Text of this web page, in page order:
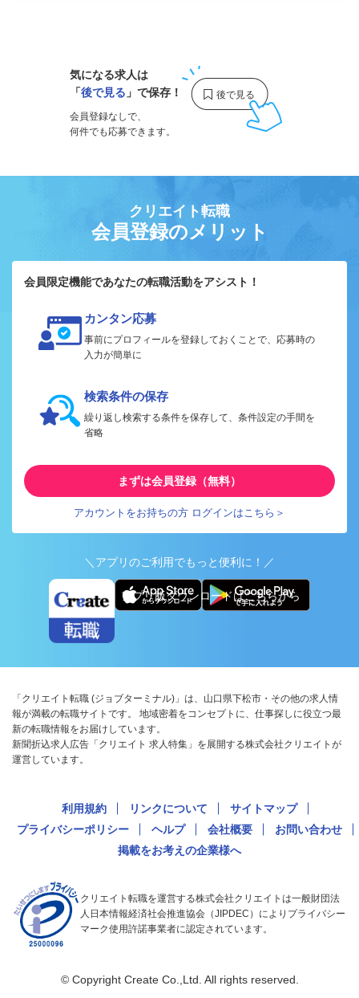
気になる求人は
「後で見る 」で保存！
会員登録なしで、
何件でも応募できます。
クリエイト転職
会員登録のメリット
会員限定機能であなたの転職活動をアシスト！
カンタン応募
事前にプロフィールを登録しておくことで、応募時の
入力が簡単に
検索条件の保存
繰り返し検索する条件を保存して、条件設定の手間を
省略
まずは会員登録（無料）
アカウントをお持ちの方 ログインはこちら＞
＼アプリのご利用でもっと便利に！／
アプリ版ダウンロードはこちらから
「クリエイト転職 (ジョブターミナル)」は、山口県下松市・その他の求人情
報が満載の転職サイトです。 地域密着をコンセプトに、仕事探しに役立つ最
新の転職情報をお届けしています。
新聞折込求人広告「クリエイト 求人特集」を展開する株式会社クリエイトが
運営しています。
利用規約 リンクについて
サイトマップ
プライバシーポリシー
ヘルプ 会社概要
お問い合わせ
掲載をお考えの企業様へ
クリエイト転職を運営する株式会社クリエイトは一般財団法
人日本情報経済社会推進協会（JIPDEC）によりプライバシー
マーク使用許諾事業者に認定されています。
© Copyright Create Co.,Ltd. All rights reserved.